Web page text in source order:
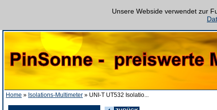
Home » Isolations-Multimeter » UNI-T UT532 Isolatio...
Unsere Webside verwendet zur